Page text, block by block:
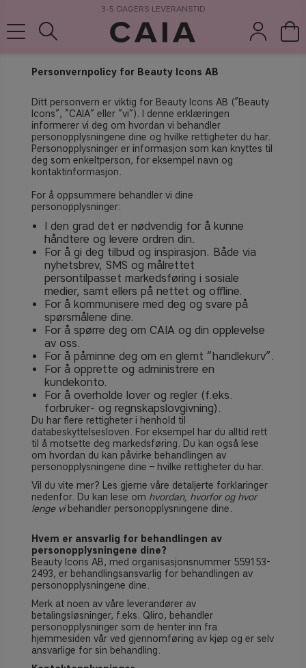
3-5 DAGERS LEVERANSTID
Personvernpolicy for Beauty Icons AB
Ditt personvern er viktig for Beauty Icons AB (”Beauty
Icons”, ”CAIA” eller ”vi”). I denne erklæringen
informerer vi deg om hvordan vi behandler
personopplysningene dine og hvilke rettigheter du har.
Personopplysninger er informasjon som kan knyttes til
deg som enkeltperson, for eksempel navn og
kontaktinformasjon.
For å oppsummere behandler vi dine
personopplysninger:
I den grad det er nødvendig for å kunne
håndtere og levere ordren din.
For å gi deg tilbud og inspirasjon. Både via
nyhetsbrev, SMS og målrettet
persontilpasset markedsføring i sosiale
medier, samt ellers på nettet og offline.
For å kommunisere med deg og svare på
spørsmålene dine.
For å spørre deg om CAIA og din opplevelse
av oss.
For å påminne deg om en glemt ”handlekurv”.
For å opprette og administrere en
kundekonto.
For å overholde lover og regler (f.eks.
forbruker- og regnskapslovgivning).
Du har flere rettigheter i henhold til
databeskyttelsesloven. For eksempel har du alltid rett
til å motsette deg markedsføring. Du kan også lese
om hvordan du kan påvirke behandlingen av
personopplysningene dine – hvilke rettigheter du har.
Vil du vite mer? Les gjerne våre detaljerte forklaringer
nedenfor. Du kan lese om hvordan, hvorfor og hvor
lenge vibehandler personopplysningene dine.
Hvem er ansvarlig for behandlingen av
personopplysningene dine?
Beauty Icons AB, med organisasjonsnummer 559153-
2493, er behandlingsansvarlig for behandlingen av
personopplysningene dine.
Merk at noen av våre leverandører av
betalingsløsninger, f.eks. Qliro, behandler
personopplysninger som de henter inn fra
hjemmesiden vår ved gjennomføring av kjøp og er selv
ansvarlige for sin behandling.
tilbehør
parfyme kits & sets tørrsjampo